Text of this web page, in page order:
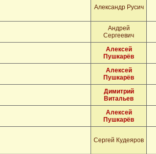
Александр Русич
Андрей
Сергеевич
Алексей
Пушкарёв
Алексей
Пушкарёв
Димитрий
Витальев
Алексей
Пушкарёв
Сергей Кудеяров